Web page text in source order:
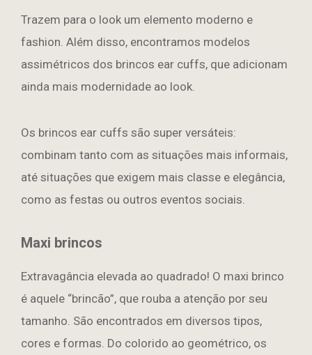
Trazem para o look um elemento moderno e
fashion. Além disso, encontramos modelos
assimétricos dos brincos ear cuffs, que adicionam
ainda mais modernidade ao look.
Os brincos ear cuffs são super versáteis:
combinam tanto com as situações mais informais,
até situações que exigem mais classe e elegância,
como as festas ou outros eventos sociais.
Maxi brincos
Extravagância elevada ao quadrado! O maxi brinco
é aquele “brincão”, que rouba a atenção por seu
tamanho. São encontrados em diversos tipos,
cores e formas. Do colorido ao geométrico, os